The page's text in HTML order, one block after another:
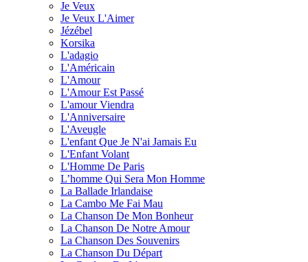
Je Veux
Je Veux L'Aimer
Jézébel
Korsika
L'adagio
L'Américain
L'Amour
L'Amour Est Passé
L'amour Viendra
L'Anniversaire
L'Aveugle
L'enfant Que Je N'ai Jamais Eu
L'Enfant Volant
L'Homme De Paris
L’homme Qui Sera Mon Homme
La Ballade Irlandaise
La Cambo Me Fai Mau
La Chanson De Mon Bonheur
La Chanson De Notre Amour
La Chanson Des Souvenirs
La Chanson Du Départ